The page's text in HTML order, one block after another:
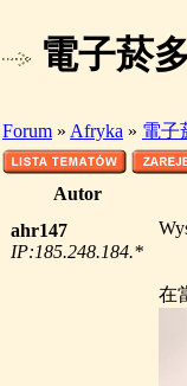
電子菸
Forum » Afryka » 電子
Autor
ahr147
IP:185.248.184.*
在